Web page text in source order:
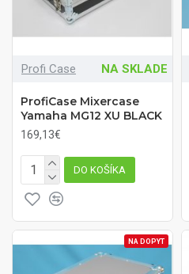
Profi Case NA SKLADE
ProfiCase Mixercase
Yamaha MG12 XU BLACK
169,13€
DO KOŠÍKA
NA DOPYT